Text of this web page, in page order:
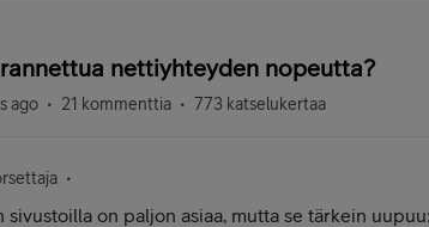
nettiyhteyden nopeutta?
ago 21 kommenttia 773 katselukertaa
sivustoilla on paljon asiaa, mutta se tärkein